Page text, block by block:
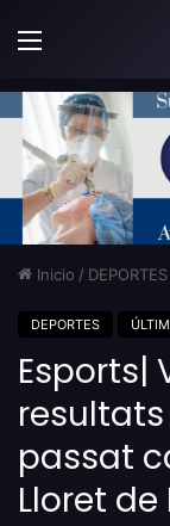
Menú
Inicio / DEPORTES
DEPORTES
Esports|
passat
Lloret de